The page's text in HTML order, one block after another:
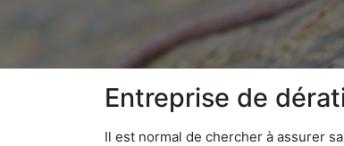
Entreprise de
Il est normal de chercher à assurer